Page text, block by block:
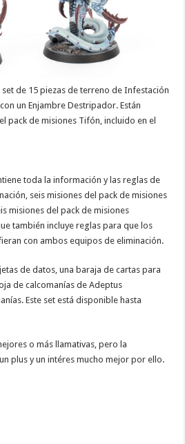
de 15 piezas de terreno de Infestación
un Enjambre Destripador. Están
pack de misiones Tifón, incluido en el
toda la información y las reglas de
seis misiones del pack de misiones
misiones del pack de misiones
también incluye reglas para que los
con ambos equipos de eliminación.
de datos, una baraja de cartas para
de calcomanías de Adeptus
Este set está disponible hasta
o más llamativas, pero la
plus y un intéres mucho mejor por ello.